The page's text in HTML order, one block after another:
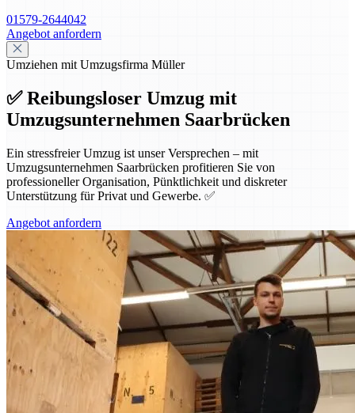
01579-2644042
Angebot anfordern
Umziehen mit Umzugsfirma Müller
✅ Reibungsloser Umzug mit
Umzugsunternehmen Saarbrücken
Ein stressfreier Umzug ist unser Versprechen – mit
Umzugsunternehmen Saarbrücken profitieren Sie von
professioneller Organisation, Pünktlichkeit und diskreter
Unterstützung für Privat und Gewerbe. ✅
Angebot anfordern